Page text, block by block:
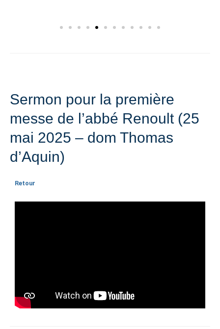
Sermon pour la première
messe de l’abbé Renoult (25
mai 2025 – dom Thomas
d’Aquin)
Retour